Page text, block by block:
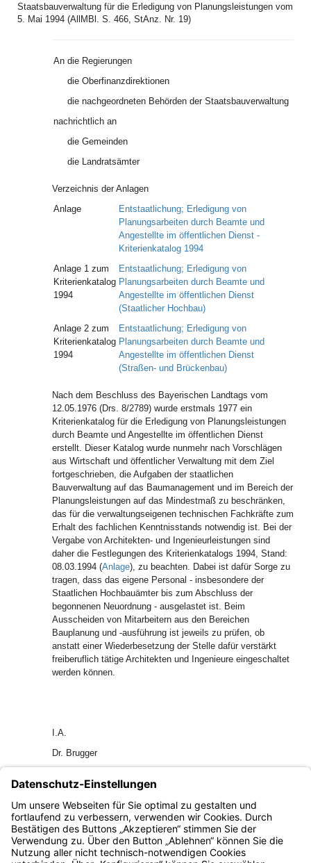
Staatsbauverwaltung für die Erledigung von Planungsleistungen vom
5. Mai 1994 (AllMBl. S. 466, StAnz. Nr. 19)
An die Regierungen
die Oberfinanzdirektionen
die nachgeordneten Behörden der Staatsbauverwaltung
nachrichtlich an
die Gemeinden
die Landratsämter
Verzeichnis der Anlagen
Anlage
Entstaatlichung; Erledigung von
Planungsarbeiten durch Beamte und
Angestellte im öffentlichen Dienst -
Kriterienkatalog 1994
Anlage 1 zum
Kriterienkatalog
1994
Entstaatlichung; Erledigung von
Planungsarbeiten durch Beamte und
Angestellte im öffentlichen Dienst
(Staatlicher Hochbau)
Anlage 2 zum
Kriterienkatalog
1994
Entstaatlichung; Erledigung von
Planungsarbeiten durch Beamte und
Angestellte im öffentlichen Dienst
(Straßen- und Brückenbau)
Nach dem Beschluss des Bayerischen Landtags vom
12.05.1976 (Drs. 8/2789) wurde erstmals 1977 ein
Kriterienkatalog für die Erledigung von Planungsleistungen
durch Beamte und Angestellte im öffentlichen Dienst
erstellt. Dieser Katalog wurde nunmehr nach Vorschlägen
aus Wirtschaft und öffentlicher Verwaltung mit dem Ziel
fortgeschrieben, die Aufgaben der staatlichen
Bauverwaltung auf das Baumanagement und im Bereich der
Planungsleistungen auf das Mindestmaß zu beschränken,
das für die verwaltungseigenen technischen Fachkräfte zum
Erhalt des fachlichen Kenntnisstands notwendig ist. Bei der
Vergabe von Architekten- und Ingenieurleistungen sind
daher die Festlegungen des Kriterienkatalogs 1994, Stand:
08.03.1994 (Anlage), zu beachten. Dabei ist dafür Sorge zu
tragen, dass das eigene Personal - insbesondere der
Staatlichen Hochbauämter bis zum Abschluss der
begonnenen Neuordnung - ausgelastet ist. Beim
Ausscheiden von Mitarbeitern aus den Bereichen
Bauplanung und -ausführung ist jeweils zu prüfen, ob
anstatt einer Wiederbesetzung der Stelle dafür verstärkt
freiberuflich tätige Architekten und Ingenieure eingeschaltet
werden können.
I.A.
Dr. Brugger
GAPl 0004 AllMBl 1994 S. 466